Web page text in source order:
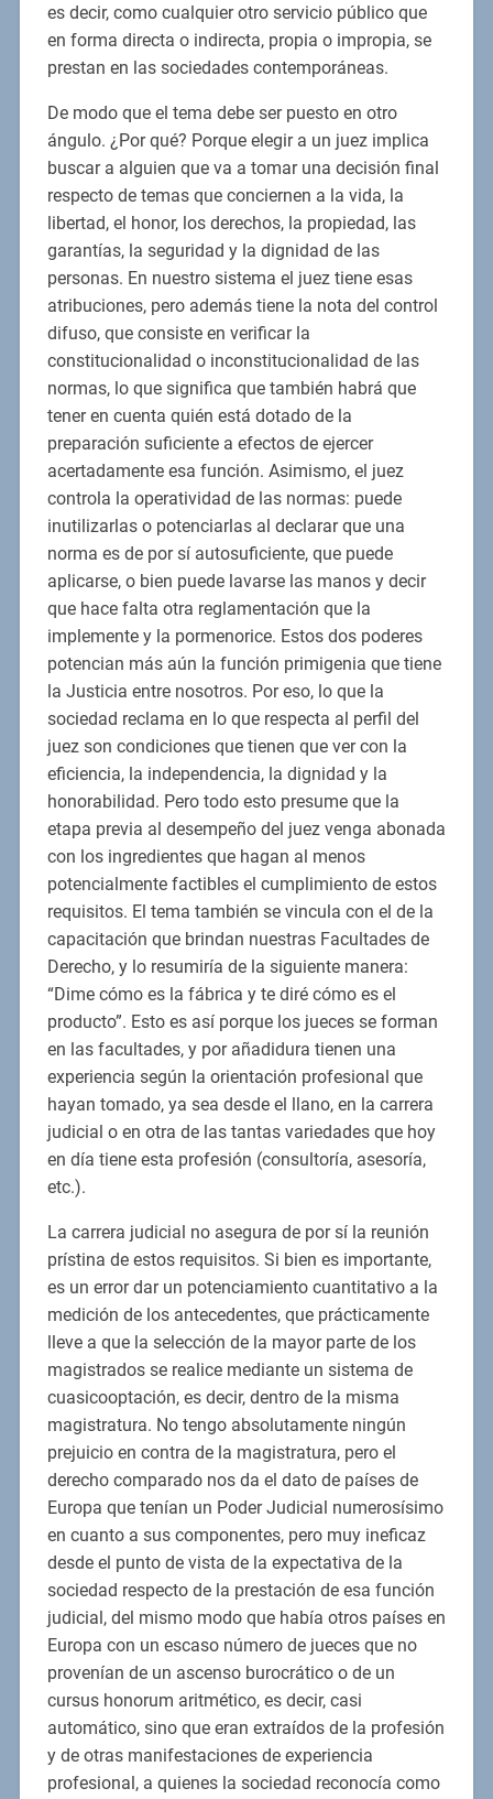
es decir, como cualquier otro servicio público que
en forma directa o indirecta, propia o impropia, se
prestan en las sociedades contemporáneas.
De modo que el tema debe ser puesto en otro
ángulo. ¿Por qué? Porque elegir a un juez implica
buscar a alguien que va a tomar una decisión final
respecto de temas que conciernen a la vida, la
libertad, el honor, los derechos, la propiedad, las
garantías, la seguridad y la dignidad de las
personas. En nuestro sistema el juez tiene esas
atribuciones, pero además tiene la nota del control
difuso, que consiste en verificar la
constitucionalidad o inconstitucionalidad de las
normas, lo que significa que también habrá que
tener en cuenta quién está dotado de la
preparación suficiente a efectos de ejercer
acertadamente esa función. Asimismo, el juez
controla la operatividad de las normas: puede
inutilizarlas o potenciarlas al declarar que una
norma es de por sí autosuficiente, que puede
aplicarse, o bien puede lavarse las manos y decir
que hace falta otra reglamentación que la
implemente y la pormenorice. Estos dos poderes
potencian más aún la función primigenia que tiene
la Justicia entre nosotros. Por eso, lo que la
sociedad reclama en lo que respecta al perfil del
juez son condiciones que tienen que ver con la
eficiencia, la independencia, la dignidad y la
honorabilidad. Pero todo esto presume que la
etapa previa al desempeño del juez venga abonada
con los ingredientes que hagan al menos
potencialmente factibles el cumplimiento de estos
requisitos. El tema también se vincula con el de la
capacitación que brindan nuestras Facultades de
Derecho, y lo resumiría de la siguiente manera:
“Dime cómo es la fábrica y te diré cómo es el
producto”. Esto es así porque los jueces se forman
en las facultades, y por añadidura tienen una
experiencia según la orientación profesional que
hayan tomado, ya sea desde el llano, en la carrera
judicial o en otra de las tantas variedades que hoy
en día tiene esta profesión (consultoría, asesoría,
etc.).
La carrera judicial no asegura de por sí la reunión
prístina de estos requisitos. Si bien es importante,
es un error dar un potenciamiento cuantitativo a la
medición de los antecedentes, que prácticamente
lleve a que la selección de la mayor parte de los
magistrados se realice mediante un sistema de
cuasicooptación, es decir, dentro de la misma
magistratura. No tengo absolutamente ningún
prejuicio en contra de la magistratura, pero el
derecho comparado nos da el dato de países de
Europa que tenían un Poder Judicial numerosísimo
en cuanto a sus componentes, pero muy ineficaz
desde el punto de vista de la expectativa de la
sociedad respecto de la prestación de esa función
judicial, del mismo modo que había otros países en
Europa con un escaso número de jueces que no
provenían de un ascenso burocrático o de un
cursus honorum aritmético, es decir, casi
automático, sino que eran extraídos de la profesión
y de otras manifestaciones de experiencia
profesional, a quienes la sociedad reconocía como